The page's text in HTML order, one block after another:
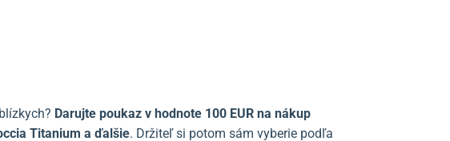
Darujte poukaz v hodnote 100 EUR na nákup
Titanium a ďalšie. Držiteľ si potom sám vyberie podľa